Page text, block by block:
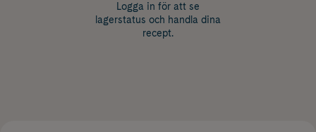
Logga in för att se
lagerstatus och handla dina
recept.